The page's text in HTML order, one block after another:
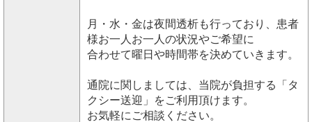
月・水・金は夜間透析も行っており、患者
様お一人お一人の状況やご希望に
合わせて曜日や時間帯を決めていきます。
通院に関しましては、当院が負担する「タ
クシー送迎」をご利用頂けます。
お気軽にご相談ください。